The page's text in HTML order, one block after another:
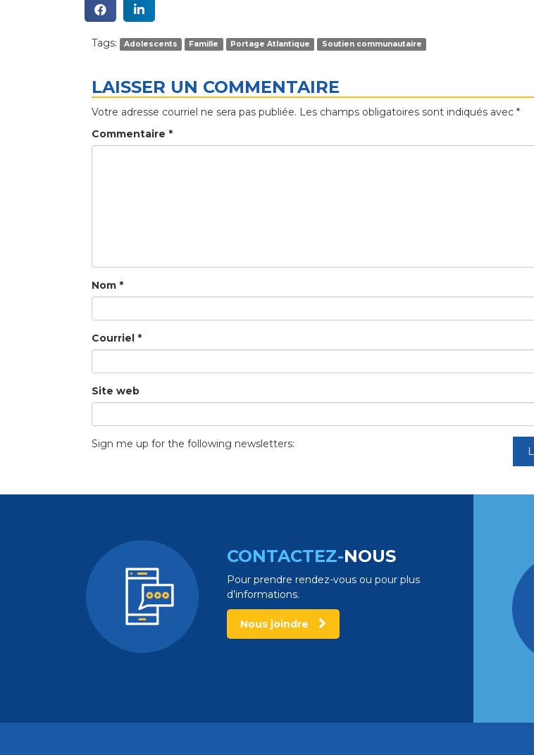
Tags: Adolescents Famille Portage Atlantique Soutien communautaire
LAISSER UN COMMENTAIRE
Votre adresse courriel ne sera pas publiée. Les champs obligatoires sont indiqués avec *
Commentaire *
Nom *
Courriel *
Site web
Sign me up for the following newsletters:
CONTACTEZ-NOUS
Pour prendre rendez-vous ou pour plus
d’informations.
Nous joindre